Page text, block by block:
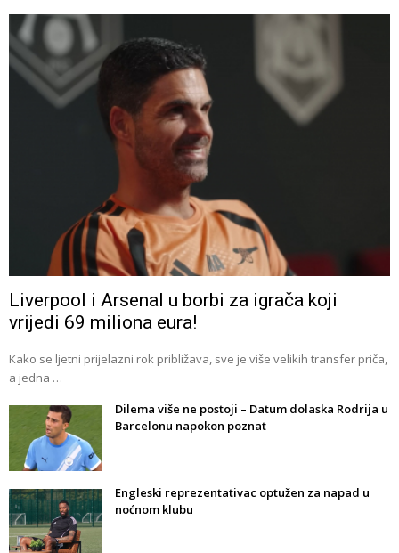
Liverpool i Arsenal u borbi za igrača koji
vrijedi 69 miliona eura!
Kako se ljetni prijelazni rok približava, sve je više velikih transfer priča,
a jedna …
Dilema više ne postoji – Datum dolaska Rodrija u
Barcelonu napokon poznat
Engleski reprezentativac optužen za napad u
noćnom klubu